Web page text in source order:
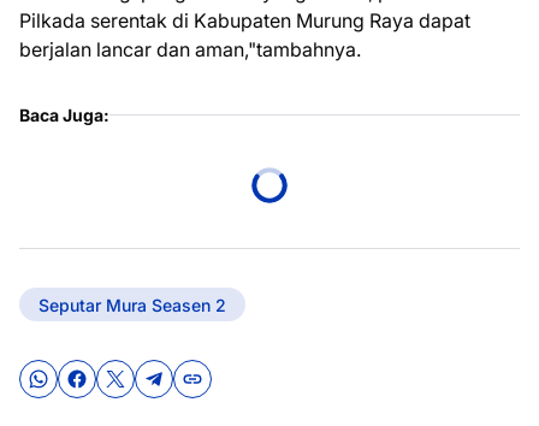
Pilkada serentak di Kabupaten Murung Raya dapat
berjalan lancar dan aman,"tambahnya.
Baca Juga:
Seputar Mura Seasen 2